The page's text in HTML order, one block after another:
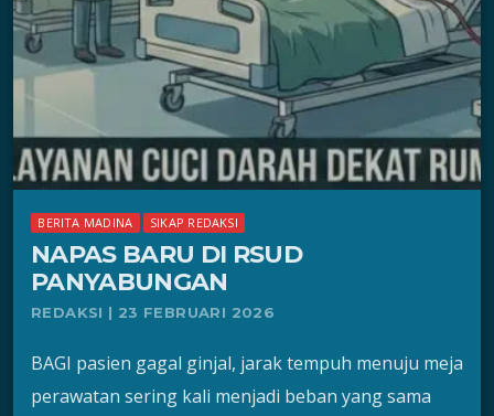
BERITA MADINA SIKAP REDAKSI
NAPAS BARU DI RSUD
PANYABUNGAN
REDAKSI | 23 FEBRUARI 2026
BAGI pasien gagal ginjal, jarak tempuh menuju meja
perawatan sering kali menjadi beban yang sama